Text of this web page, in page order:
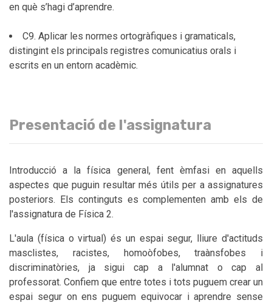
en què s’hagi d’aprendre.
C9. Aplicar les normes ortogràfiques i gramaticals,
distingint els principals registres comunicatius orals i
escrits en un entorn acadèmic.
Presentació de l'assignatura
Introducció a la física general, fent èmfasi en aquells
aspectes que puguin resultar més útils per a assignatures
posteriors. Els continguts es complementen amb els de
l'assignatura de Física 2.
L'aula (física o virtual) és un espai segur, lliure d'actituds
masclistes, racistes, homoòfobes, traànsfobes i
discriminatòries, ja sigui cap a l'alumnat o cap al
professorat. Confiem que entre totes i tots puguem crear un
espai segur on ens puguem equivocar i aprendre sense